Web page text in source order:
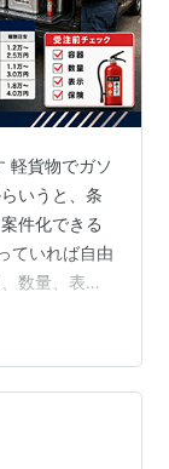
軽貨物でガソ
いうと、条
件化できる
ていれば自由
数量、表
資格で稼ぐ
貨物で扱える
ぜ通常配送よ
い3つの案
剤・洗浄液